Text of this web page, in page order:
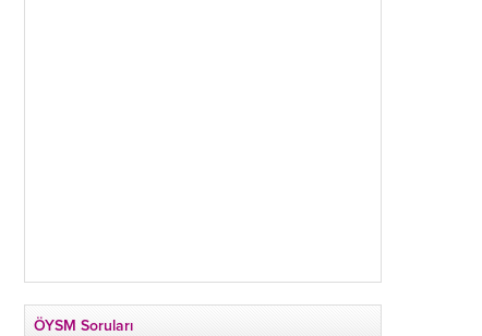
ÖYSM Soruları